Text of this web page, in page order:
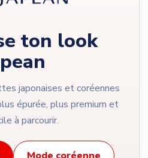
ton look
japonaises et coréennes
épurée, plus premium et
à parcourir.